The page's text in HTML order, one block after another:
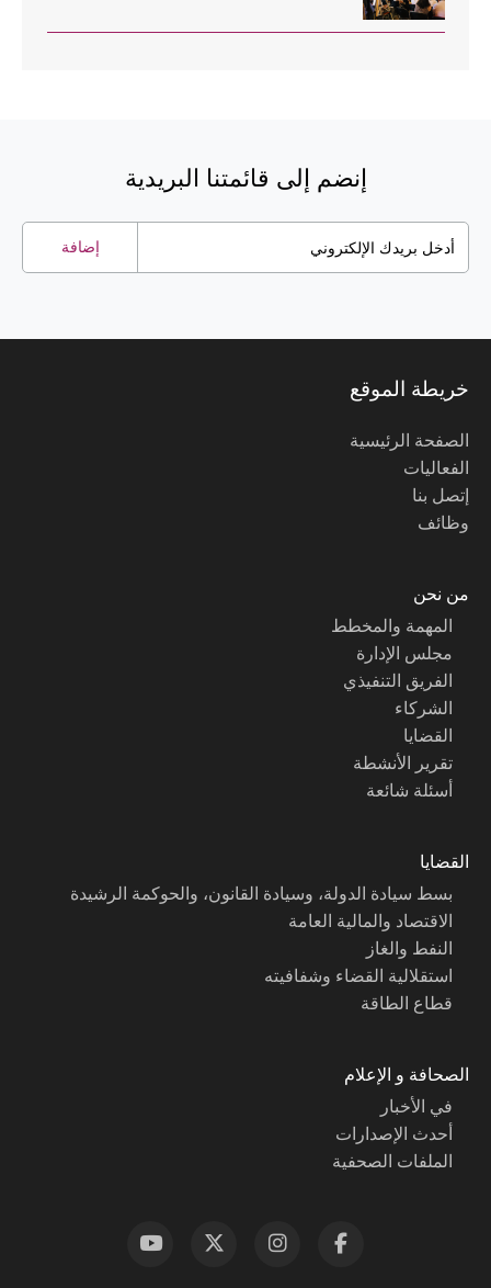
إنضم إلى قائمتنا البريدية
إضافة
خريطة الموقع
الصفحة الرئيسية
الفعاليات
إتصل بنا
وظائف
من نحن
المهمة والمخطط
مجلس الإدارة
الفريق التنفيذي
الشركاء
القضايا
تقرير الأنشطة
أسئلة شائعة
القضايا
بسط سيادة الدولة، وسيادة القانون، والحوكمة الرشيدة
الاقتصاد والمالية العامة
النفط والغاز
استقلالية القضاء وشفافيته
قطاع الطاقة
الصحافة و الإعلام
في الأخبار
أحدث الإصدارات
الملفات الصحفية